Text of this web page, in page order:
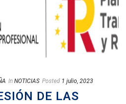
In NOTICIAS Posted 1 julio, 2023
DE LAS